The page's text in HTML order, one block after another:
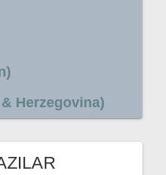
Herzegovina)